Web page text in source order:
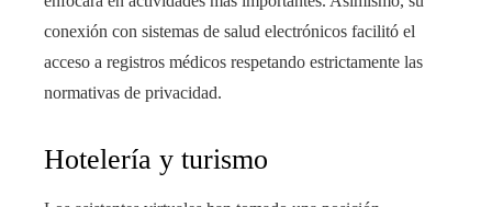
conexión con sistemas de salud electrónicos facilitó el
acceso a registros médicos respetando estrictamente las
normativas de privacidad.
Hotelería y turismo